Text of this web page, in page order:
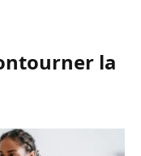
la